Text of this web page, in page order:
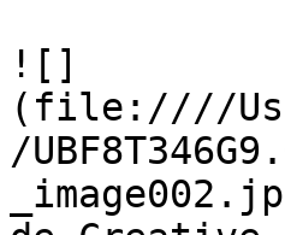
![]
(file:////
/